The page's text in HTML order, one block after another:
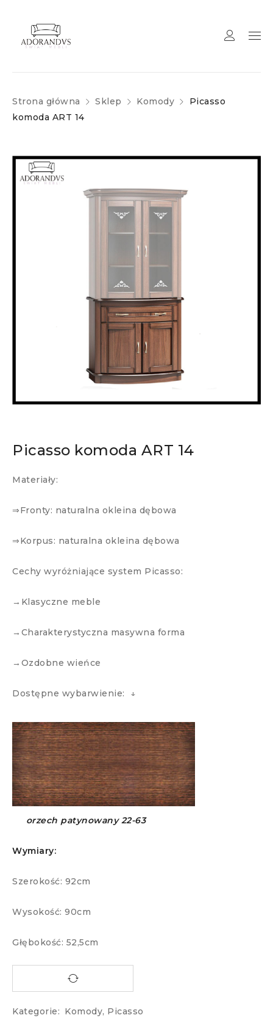
Strona główna Sklep Komody
Picasso
komoda ART 14
Picasso komoda ART 14
Materiały:
⇒Fronty: naturalna okleina dębowa
⇒Korpus: naturalna okleina dębowa
Cechy wyróżniające system Picasso:
→Klasyczne meble
→Charakterystyczna masywna forma
→Ozdobne wieńce
Dostępne wybarwienie: ↓
orzech patynowany 22-63
Wymiary:
Szerokość: 92cm
Wysokość: 90cm
Głębokość: 52,5cm
Kategorie: Komody, Picasso